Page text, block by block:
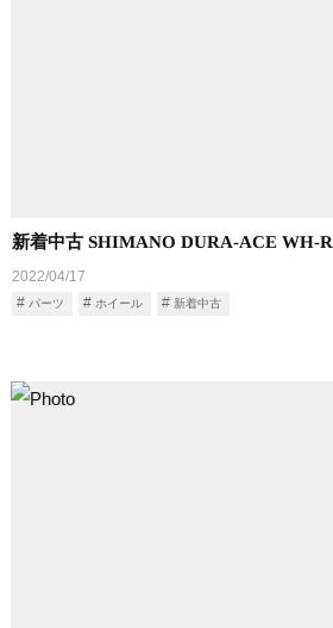
新着中古 SHIMANO DURA-ACE WH-R
2022/04/17
パーツ ホイール 新着中古